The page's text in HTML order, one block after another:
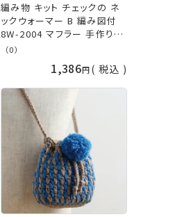
編み物 キット チェックの ネ
ックウォーマー B 編み図付
8W-2004 マフラー 手作りキ
ット 手編みキット 棒針 編み
い 子供 こども キッズ ベビー
手編み 手作り 手芸 毛糸 ピ
ンク 白 ホワイト 毛糸 やわら
かラム 横田 daruma
（0）
1,386 税込